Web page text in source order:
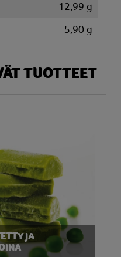
12,99 g
5,90 g
TUOTTEET
JA